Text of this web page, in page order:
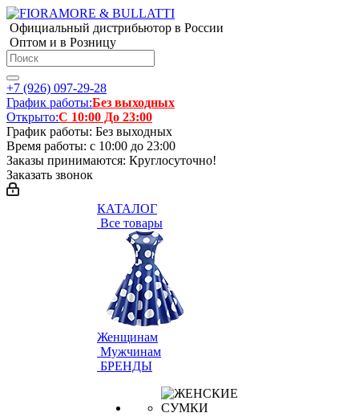
Официальный дистрибьютор в России
Оптом и в Розницу
+7 (926) 097-29-28
График работы:Без выходных
Открыто:С 10:00 До 23:00
График работы: Без выходных
Время работы: с 10:00 до 23:00
Заказы принимаются: Круглосуточно!
Заказать звонок
КАТАЛОГ
Все товары
Женщинам
Мужчинам
БРЕНДЫ